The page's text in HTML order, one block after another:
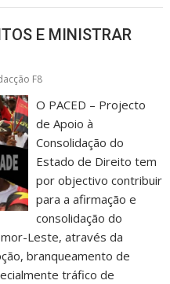
E MINISTRAR
F8
O PACED – Projecto
de Apoio à
Consolidação do
Estado de Direito tem
por objectivo contribuir
para a afirmação e
consolidação do
Leste, através da
branqueamento de
tráfico de